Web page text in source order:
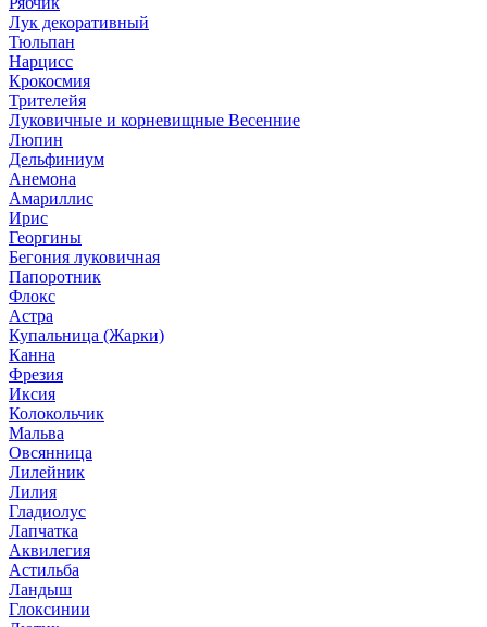
Лук декоративный
Тюльпан
Нарцисс
Крокосмия
Трителейя
Луковичные и корневищные Весенние
Люпин
Дельфиниум
Анемона
Амариллис
Ирис
Георгины
Бегония луковичная
Папоротник
Флокс
Астра
Купальница (Жарки)
Канна
Фрезия
Иксия
Колокольчик
Мальва
Овсянница
Лилейник
Лилия
Гладиолус
Лапчатка
Аквилегия
Астильба
Ландыш
Глоксинии